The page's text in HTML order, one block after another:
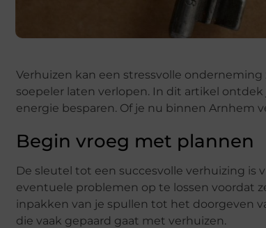
Verhuizen kan een stressvolle
soepeler laten verlopen. In dit artikel
energie besparen. Of je nu binnen Arnhem
Begin vroeg met plannen
De sleutel tot een succesvolle verhuizing
eventuele problemen op te lossen voordat
inpakken van je spullen tot het doorgeven
die vaak gepaard gaat met verhuizen.